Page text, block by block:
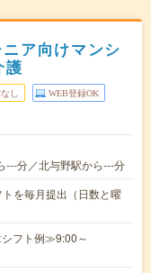
ア向けマンシ
護
し WEB登録OK
---分／北与野駅から---分
を毎月提出（日数と曜
フト例≫9:00～